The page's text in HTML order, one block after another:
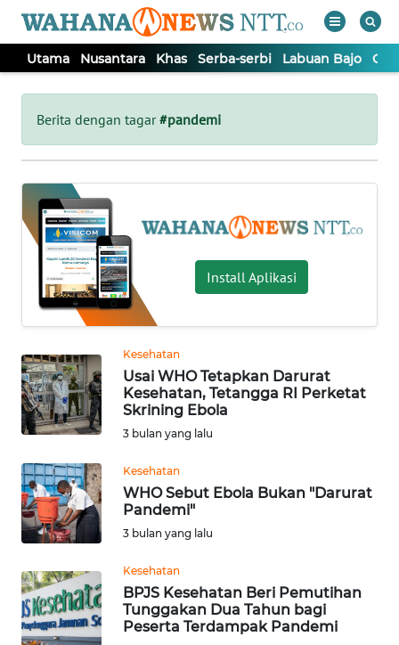
Utama Nusantara Khas Serba-serbi Labuan Bajo
Berita dengan tagar#pandemi
Install Aplikasi
Kesehatan
Usai WHO Tetapkan Darurat
Kesehatan, Tetangga RI Perketat
Skrining Ebola
3 bulan yang lalu
Kesehatan
WHO Sebut Ebola Bukan "Darurat
Pandemi"
3 bulan yang lalu
Kesehatan
BPJS Kesehatan Beri Pemutihan
Tunggakan Dua Tahun bagi
Peserta Terdampak Pandemi
Tutup
UTAMA
NUSANTARA
KHAS
SERBA-
SERBI
LABUAN
BAJO
Informasi
INDEKS
KONTAK
KAMI